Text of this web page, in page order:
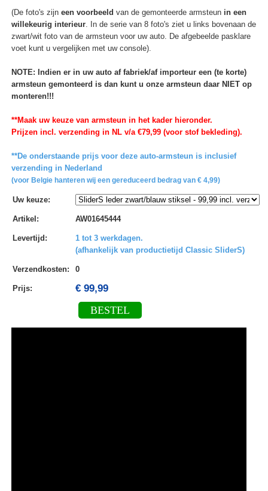
(De foto's zijn een voorbeeld van de gemonteerde armsteun in een
willekeurig interieur. In de serie van 8 foto's ziet u links bovenaan de
zwart/wit foto van de armsteun voor uw auto. De afgebeelde pasklare
voet kunt u vergelijken met uw console).
NOTE: Indien er in uw auto af fabriek/af importeur een (te korte)
armsteun gemonteerd is dan kunt u onze armsteun daar NIET op
monteren!!!
**Maak uw keuze van armsteun in het kader hieronder.
Prijzen incl. verzending in NL v/a €79,99 (voor stof bekleding).
**De onderstaande prijs voor deze auto-armsteun is inclusief
verzending in Nederland
(voor Belgie hanteren wij een gereduceerd bedrag van € 4,99)
Uw keuze:
Artikel : AW01645444
Levertijd :
1 tot 3 werkdagen.
(afhankelijk van productietijd Classic SliderS)
Verzendkosten: 0
Prijs: € 99,99
BESTEL